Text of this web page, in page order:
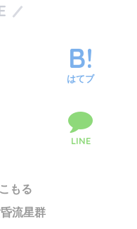
はてブ
LINE
もる
流星群